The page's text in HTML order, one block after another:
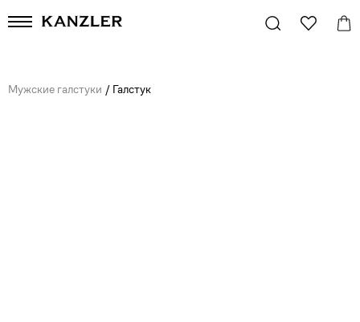
Мужские галстуки / Галстук